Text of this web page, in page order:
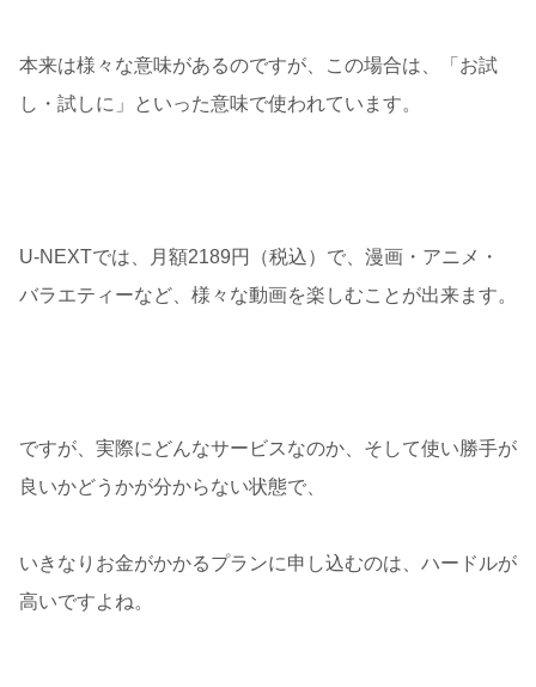
本来は様々な意味があるのですが、この場合は、「お試
し・試しに」といった意味で使われています。
U-NEXTでは、月額2189円（税込）で、漫画・アニメ・
バラエティーなど、様々な動画を楽しむことが出来ます。
ですが、実際にどんなサービスなのか、そして使い勝手が
良いかどうかが分からない状態で、
いきなりお金がかかるプランに申し込むのは、ハードルが
高いですよね。